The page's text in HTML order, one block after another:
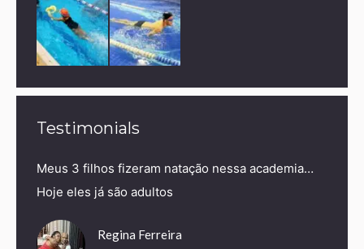
Testimonials
Meus 3 filhos fizeram natação nessa academia…
Hoje eles já são adultos
Regina Ferreira